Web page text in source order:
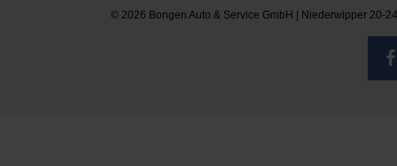
© 2026 Bongen Auto & Service GmbH | Niederwipper 20-